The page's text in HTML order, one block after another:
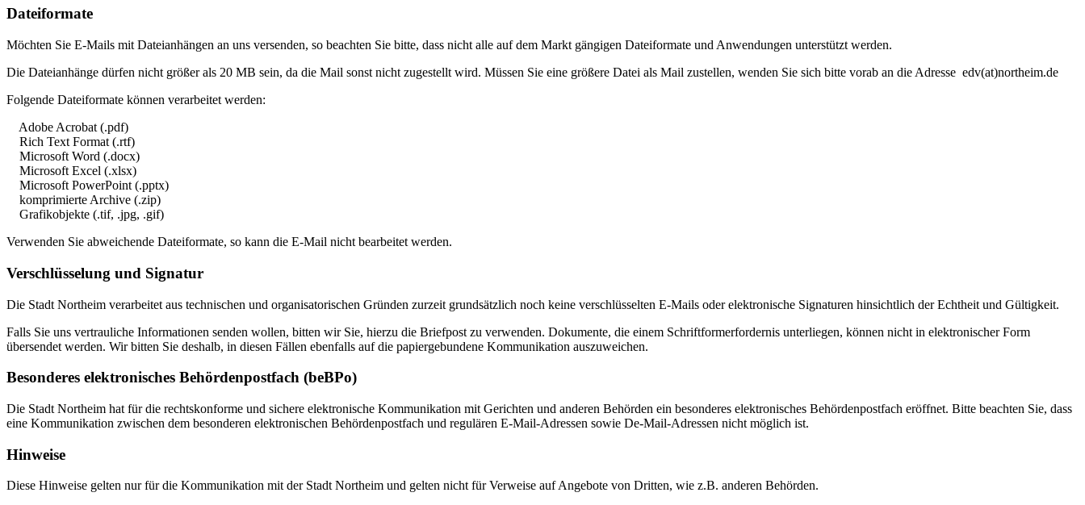
Dateiformate
Möchten Sie E-Mails mit Dateianhängen an uns versenden, so beachten Sie bitte, dass nicht alle auf dem Markt gängigen Dateiformate und Anwendungen unterstützt werden.
Die Dateianhänge dürfen nicht größer als 20 MB sein, da die Mail sonst nicht zugestellt wird. Müssen Sie eine größere Datei als Mail zustellen, wenden Sie sich bitte vorab an die Adresse edv(at)northeim.de
Folgende Dateiformate können verarbeitet werden:
Adobe Acrobat (.pdf)
Rich Text Format (.rtf)
Microsoft Word (.docx)
Microsoft Excel (.xlsx)
Microsoft PowerPoint (.pptx)
komprimierte Archive (.zip)
Grafikobjekte (.tif, .jpg, .gif)
Verwenden Sie abweichende Dateiformate, so kann die E-Mail nicht bearbeitet werden.
Verschlüsselung und Signatur
Die Stadt Northeim verarbeitet aus technischen und organisatorischen Gründen zurzeit grundsätzlich noch keine verschlüsselten E-Mails oder elektronische Signaturen hinsichtlich der Echtheit und Gültigkeit.
Falls Sie uns vertrauliche Informationen senden wollen, bitten wir Sie, hierzu die Briefpost zu verwenden. Dokumente, die einem Schriftformerfordernis unterliegen, können nicht in elektronischer Form
übersendet werden. Wir bitten Sie deshalb, in diesen Fällen ebenfalls auf die papiergebundene Kommunikation auszuweichen.
Besonderes elektronisches Behördenpostfach (beBPo)
Die Stadt Northeim hat für die rechtskonforme und sichere elektronische Kommunikation mit Gerichten und anderen Behörden ein besonderes elektronisches Behördenpostfach eröffnet. Bitte beachten Sie, dass
eine Kommunikation zwischen dem besonderen elektronischen Behördenpostfach und regulären E-Mail-Adressen sowie De-Mail-Adressen nicht möglich ist.
Hinweise
Diese Hinweise gelten nur für die Kommunikation mit der Stadt Northeim und gelten nicht für Verweise auf Angebote von Dritten, wie z.B. anderen Behörden.